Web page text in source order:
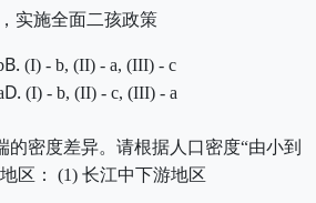
实施全面二孩政策
B. (I) - b, (II) - a, (III) - c
D. (I) - b, (II) - c, (III) - a
的密度差异。请根据人口密度“由小到
区： (1) 长江中下游地区